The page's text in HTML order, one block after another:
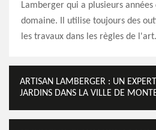
Lamberger qui a plusieurs
domaine. Il utilise toujours des
les travaux dans les règles de l'art.
ARTISAN LAMBERGER : UN
JARDINS DANS LA VILLE DE